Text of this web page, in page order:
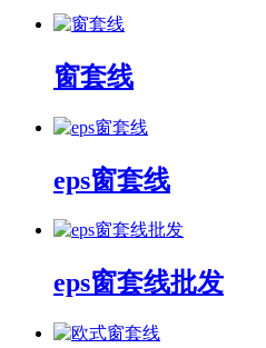
窗套线
eps窗套线
eps窗套线批发